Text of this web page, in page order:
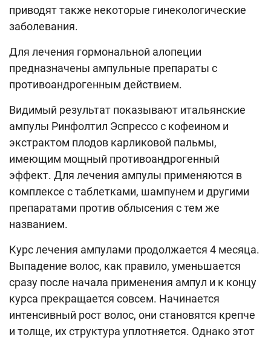
приводят также некоторые гинекологические
заболевания.
Для лечения гормональной алопеции
предназначены ампульные препараты с
противоандрогенным действием.
Видимый результат показывают итальянские
ампулы Ринфолтил Эспрессо с кофеином и
экстрактом плодов карликовой пальмы,
имеющим мощный противоандрогенный
эффект. Для лечения ампулы применяются в
комплексе с таблетками, шампунем и другими
препаратами против облысения с тем же
названием.
Курс лечения ампулами продолжается 4 месяца.
Выпадение волос, как правило, уменьшается
сразу после начала применения ампул и к концу
курса прекращается совсем. Начинается
интенсивный рост волос, они становятся крепче
и толще, их структура уплотняется. Однако этот